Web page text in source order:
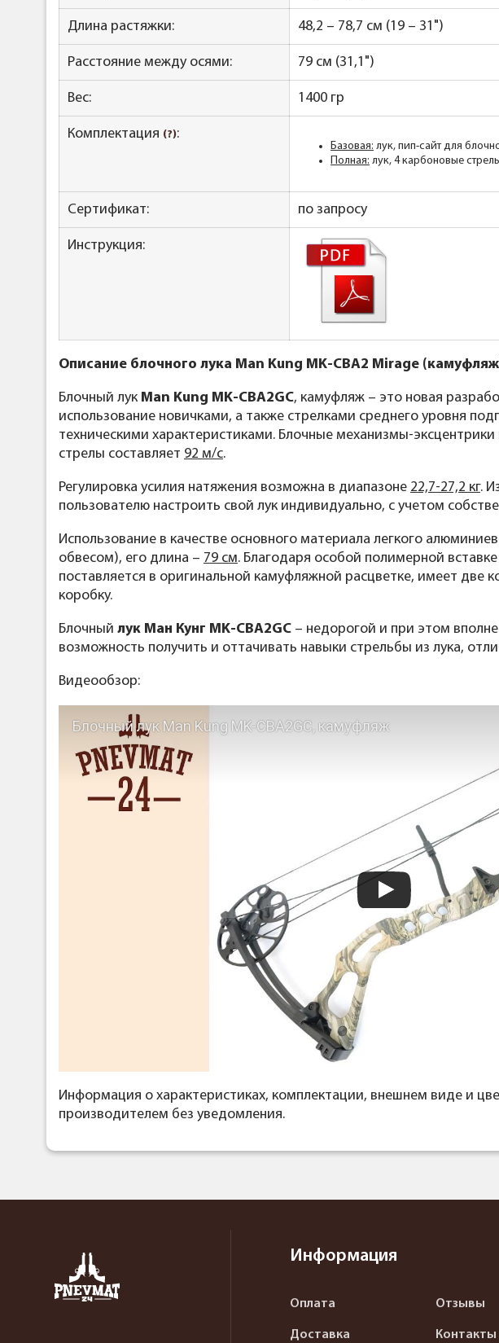
Длина растяжки: 48,2 – 78,7 см (19 – 31")
Расстояние между осями: 79 см (31,1")
Вес: 1400 гр
Комплектация (?):
Базовая: лук, пип-сайт для
Полная: лук, 4 карбоновые
Сертификат: по запросу
Инструкция:
Описание блочного лука Man Kung MK-CBA2 Mirage
Блочный лук Man Kung MK-CBA2GC, камуфляж – это новая
использование новичками, а также стрелками среднего уровня
техническими характеристиками. Блочные механизмы-
стрелы составляет 92 м/с.
Регулировка усилия натяжения возможна в диапазоне 22,7-27,2 кг.
пользователю настроить свой лук индивидуально, с учетом
Использование в качестве основного материала легкого
обвесом), его длина – 79 см. Благодаря особой полимерной
поставляется в оригинальной камуфляжной расцветке, имеет две
коробку.
Блочный лук Ман Кунг MK-CBA2GC – недорогой и при этом
возможность получить и оттачивать навыки стрельбы из лука,
Видеообзор:
Блочный лук Man Kung MK-CBA2GC, камуфляж
Информация о характеристиках, комплектации, внешнем виде и
производителем без уведомления.
Информация
Оплата
Доставка
Отзывы
Контакты